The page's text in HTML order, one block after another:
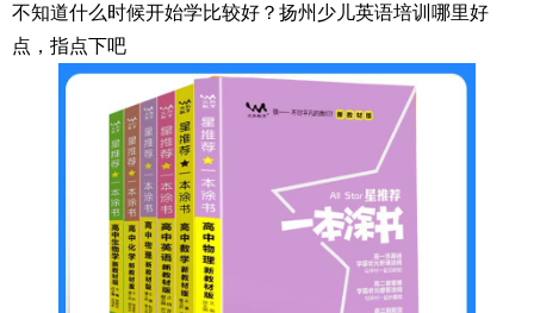
不知道什么时候开始学比较好？扬州少儿英语培训哪里好
点，指点下吧